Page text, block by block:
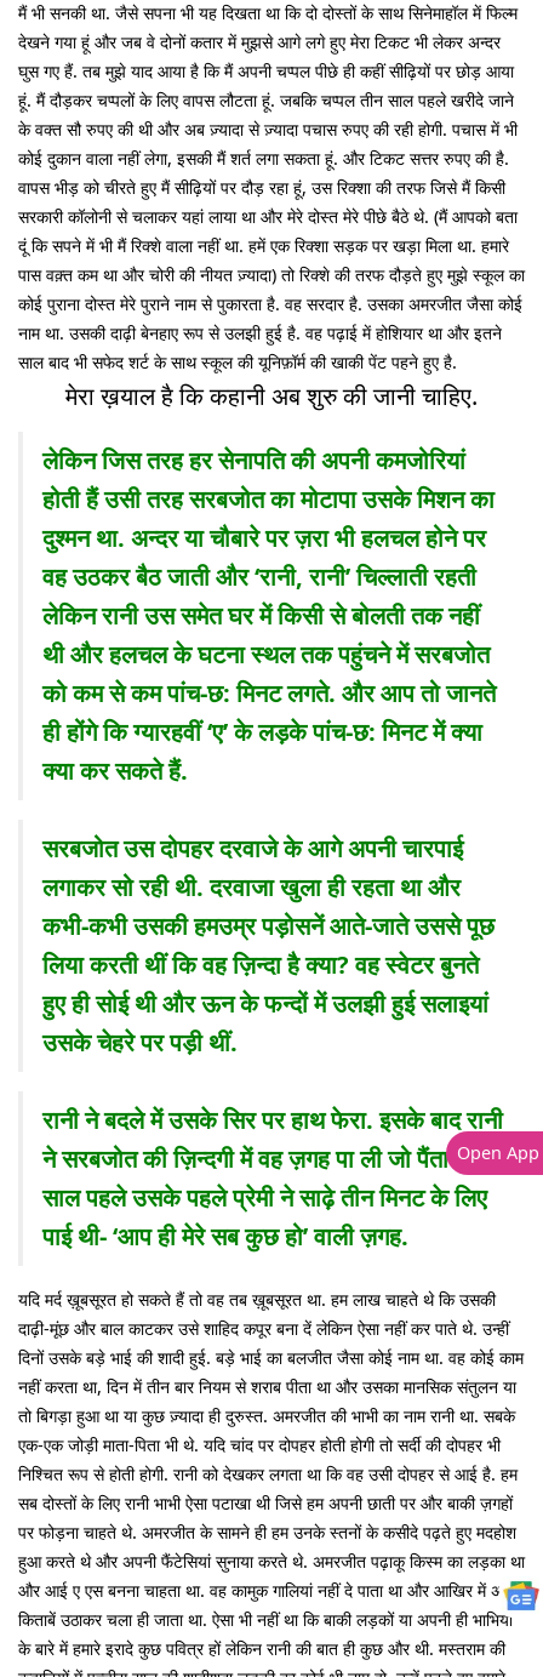
मैं भी सनकी था. जैसे सपना भी यह दिखता था कि दो दोस्तों के साथ सिनेमाहॉल में फिल्म
देखने गया हूं और जब वे दोनों कतार में मुझसे आगे लगे हुए मेरा टिकट भी लेकर अन्दर
घुस गए हैं. तब मुझे याद आया है कि मैं अपनी चप्पल पीछे ही कहीं सीढ़ियों पर छोड़ आया
हूं. मैं दौड़कर चप्पलों के लिए वापस लौटता हूं. जबकि चप्पल तीन साल पहले खरीदे जाने
के वक्त सौ रुपए की थी और अब ज़्यादा से ज़्यादा पचास रुपए की रही होगी. पचास में भी
कोई दुकान वाला नहीं लेगा, इसकी मैं शर्त लगा सकता हूं. और टिकट सत्तर रुपए की है.
वापस भीड़ को चीरते हुए मैं सीढ़ियों पर दौड़ रहा हूं, उस रिक्शा की तरफ जिसे मैं किसी
सरकारी कॉलोनी से चलाकर यहां लाया था और मेरे दोस्त मेरे पीछे बैठे थे. (मैं आपको बता
दूं कि सपने में भी मैं रिक्शे वाला नहीं था. हमें एक रिक्शा सड़क पर खड़ा मिला था. हमारे
पास वक़्त कम था और चोरी की नीयत ज़्यादा) तो रिक्शे की तरफ दौड़ते हुए मुझे स्कूल का
कोई पुराना दोस्त मेरे पुराने नाम से पुकारता है. वह सरदार है. उसका अमरजीत जैसा कोई
नाम था. उसकी दाढ़ी बेनहाए रूप से उलझी हुई है. वह पढ़ाई में होशियार था और इतने
साल बाद भी सफेद शर्ट के साथ स्कूल की यूनिफ़ॉर्म की खाकी पेंट पहने हुए है.
मेरा ख़याल है कि कहानी अब शुरु की जानी चाहिए.
लेकिन जिस तरह हर सेनापति की अपनी कमजोरियां
होती हैं उसी तरह सरबजोत का मोटापा उसके मिशन का
दुश्मन था. अन्दर या चौबारे पर ज़रा भी हलचल होने पर
वह उठकर बैठ जाती और ‘रानी, रानी’ चिल्लाती रहती
लेकिन रानी उस समेत घर में किसी से बोलती तक नहीं
थी और हलचल के घटना स्थल तक पहुंचने में सरबजोत
को कम से कम पांच-छ: मिनट लगते. और आप तो जानते
ही होंगे कि ग्यारहवीं ‘ए’ के लड़के पांच-छ: मिनट में क्या
क्या कर सकते हैं.
सरबजोत उस दोपहर दरवाजे के आगे अपनी चारपाई
लगाकर सो रही थी. दरवाजा खुला ही रहता था और
कभी-कभी उसकी हमउम्र पड़ोसनें आते-जाते उससे पूछ
लिया करती थीं कि वह ज़िन्दा है क्या? वह स्वेटर बुनते
हुए ही सोई थी और ऊन के फन्दों में उलझी हुई सलाइयां
उसके चेहरे पर पड़ी थीं.
रानी ने बदले में उसके सिर पर हाथ फेरा. इसके बाद रानी
ने सरबजोत की ज़िन्दगी में वह ज़गह पा ली जो पैंतालीस
साल पहले उसके पहले प्रेमी ने साढ़े तीन मिनट के लिए
पाई थी- ‘आप ही मेरे सब कुछ हो’ वाली ज़गह.
यदि मर्द ख़ूबसूरत हो सकते हैं तो वह तब ख़ूबसूरत था. हम लाख चाहते थे कि उसकी
दाढ़ी-मूंछ और बाल काटकर उसे शाहिद कपूर बना दें लेकिन ऐसा नहीं कर पाते थे. उन्हीं
दिनों उसके बड़े भाई की शादी हुई. बड़े भाई का बलजीत जैसा कोई नाम था. वह कोई काम
नहीं करता था, दिन में तीन बार नियम से शराब पीता था और उसका मानसिक संतुलन या
तो बिगड़ा हुआ था या कुछ ज़्यादा ही दुरुस्त. अमरजीत की भाभी का नाम रानी था. सबके
एक-एक जोड़ी माता-पिता भी थे. यदि चांद पर दोपहर होती होगी तो सर्दी की दोपहर भी
निश्चित रूप से होती होगी. रानी को देखकर लगता था कि वह उसी दोपहर से आई है. हम
सब दोस्तों के लिए रानी भाभी ऐसा पटाखा थी जिसे हम अपनी छाती पर और बाकी ज़गहों
पर फोड़ना चाहते थे. अमरजीत के सामने ही हम उनके स्तनों के कसीदे पढ़ते हुए मदहोश
हुआ करते थे और अपनी फैंटेसियां सुनाया करते थे. अमरजीत पढ़ाकू किस्म का लड़का था
और आई ए एस बनना चाहता था. वह कामुक गालियां नहीं दे पाता था और आखिर में अपनी
किताबें उठाकर चला ही जाता था. ऐसा भी नहीं था कि बाकी लड़कों या अपनी ही भाभियों
के बारे में हमारे इरादे कुछ पवित्र हों लेकिन रानी की बात ही कुछ और थी. मस्तराम की
Open App